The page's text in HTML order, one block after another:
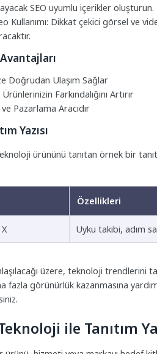
SEO uyumlu içerikler oluşturun.
Kullanımı: Dikkat çekici görsel ve
Avantajları
Doğrudan Ulaşım Sağlar
Farkındalığını Artırır
Pazarlama Aracıdır
Yazısı
ürününü tanıtan örnek bir
Özellikleri
Uyku takibi, adım
üzere, teknoloji trendlerini
görünürlük kazanmasına
ile Tanıtım